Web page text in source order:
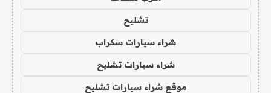
تشليح
شراء سيارات سكراب
شراء سيارات تشليح
موقع شراء سيارات تشليح